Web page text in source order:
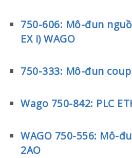
750-606: Mô-đun
EX i) WAGO
750-333: Mô-đun
Wago 750-842: PLC
WAGO 750-556: Mô-
2AO